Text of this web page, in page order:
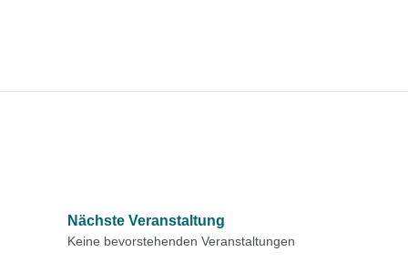
Nächste Veranstaltung
Keine bevorstehenden Veranstaltungen